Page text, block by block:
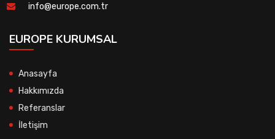
info@europe.com.tr
EUROPE KURUMSAL
Anasayfa
Hakkımızda
Referanslar
İletişim